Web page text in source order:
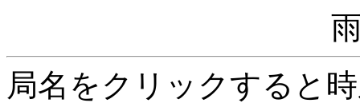
局名をクリックすると